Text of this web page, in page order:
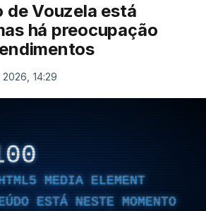
de Vouzela está
há preocupação
14:29
MEDIA ELEMENT
ESTÁ NESTE MOMENTO